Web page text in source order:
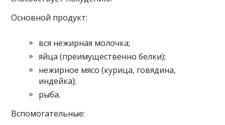
Основной продукт:
вся нежирная молочка;
яйца (преимущественно белки);
нежирное мясо (курица, говядина,
индейка);
рыба.
Вспомогательные: